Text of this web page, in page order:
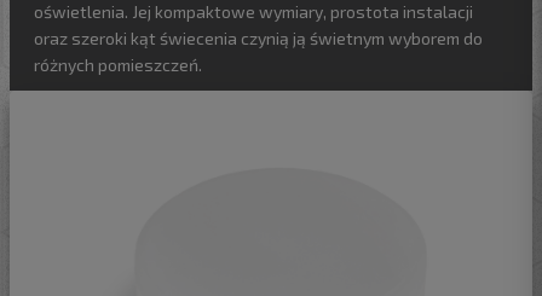
oświetlenia. Jej kompaktowe wymiary, prostota instalacji
oraz szeroki kąt świecenia czynią ją świetnym wyborem do
różnych pomieszczeń.